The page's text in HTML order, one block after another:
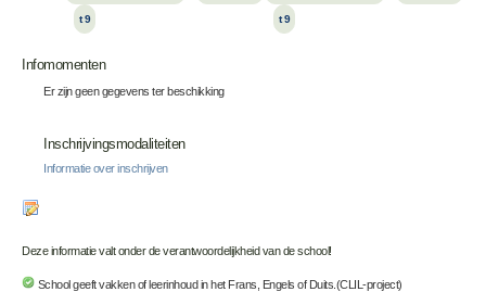
t 9 t 9
Infomomenten
Er zijn geen gegevens ter beschikking
Inschrijvingsmodaliteiten
Informatie over inschrijven
Deze informatie valt onder de verantwoordelijkheid van de school!
School geeft vakken of leerinhoud in het Frans, Engels of Duits.(CLIL-project)